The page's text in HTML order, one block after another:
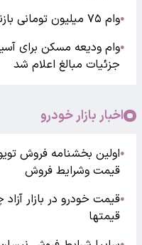
●وام ۷۵ میلیون تومانی بازنشستگان کشوری پرداخت شد
●وام ودیعه مسکن برای
جزئیات مبالغ اعلام شد
اخبار بازار خودرو
●
قیمت وشرایط فروش
●
قیمتها